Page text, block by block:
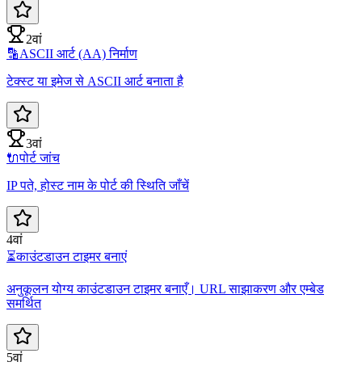
2वां
🔡ASCII आर्ट (AA) निर्माण
टेक्स्ट या इमेज से ASCII आर्ट बनाता है
3वां
🔌पोर्ट जांच
IP पते, होस्ट नाम के पोर्ट की स्थिति जाँचें
4वां
⏳काउंटडाउन टाइमर बनाएं
अनुकूलन योग्य काउंटडाउन टाइमर बनाएँ। URL साझाकरण और एम्बेड
समर्थित
5वां